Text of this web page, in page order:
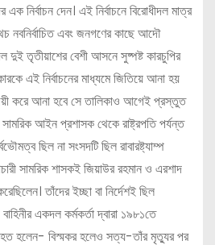
নির্বাচন দেন। এই নির্বাচনে বিরোধীদল মাত্র
নবনির্বাচিত এবং জনগণের কাছে আদৌ
দুই তৃতীয়াশের বেশী আসনে সুষ্পষ্ট কারচুপির
এই নির্বাচনের মাধ্যমে জিতিয়ে আনা হয়
করে আনা হবে সে তালিকাও আগেই প্রস্তুত
সামরিক আইন প্রশাসক থেকে রাষ্ট্রপতি পর্যন্ত
ছিল না সংসদটি ছিল রাবারষ্ট্যাম্প
সামরিক শাসকই জিয়াউর রহমান ও এরশাদ
তাঁদের ইচ্ছা বা নির্দেশই ছিল
একদল কর্মকর্তা দ্বারা ১৯৮১তে
হলেন- বিস্মকর হলেও সত্য-তাঁর মৃত্যুর পর